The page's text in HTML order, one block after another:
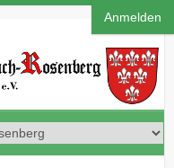
Anmelden